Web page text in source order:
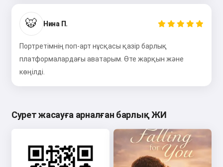
🐯 Нина П.
Портретімнің поп-арт нұсқасы қазір барлық
платформалардағы аватарым. Өте жарқын және
көңілді.
Сурет жасауға арналған барлық ЖИ